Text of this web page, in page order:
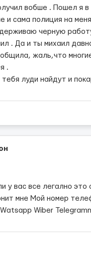
вобше . Пошел я
и сама полиция на
черную
. Да и ты михаил
жаль,что
.
тебя луди найдут и
у вас все легално это
мне Мой номер
Wiber